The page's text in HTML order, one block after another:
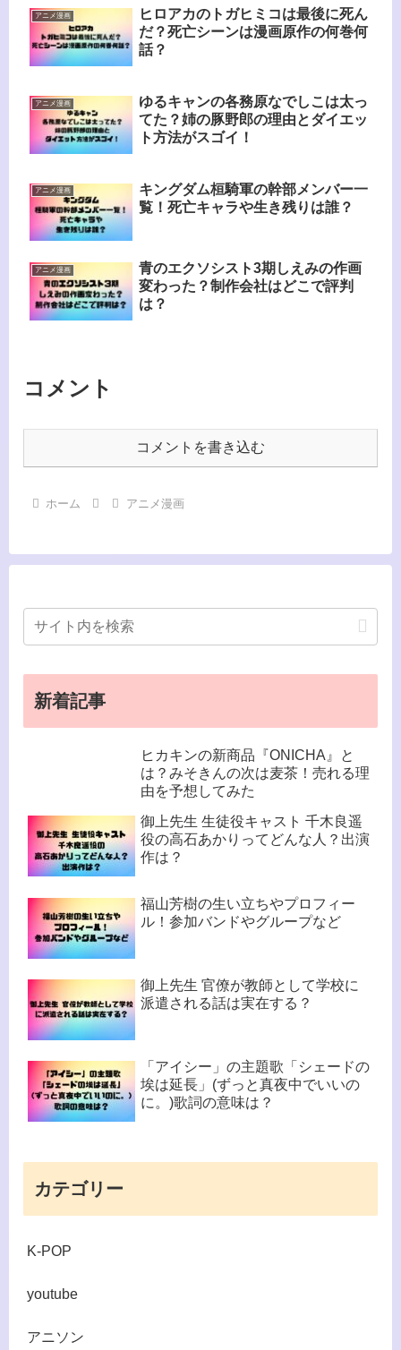
アニメ漫画
ヒロアカのトガヒミコは最後に死ん
だ？死亡シーンは漫画原作の何巻何
話？
アニメ漫画
ゆるキャンの各務原なでしこは太っ
てた？姉の豚野郎の理由とダイエッ
ト方法がスゴイ！
アニメ漫画
キングダム桓騎軍の幹部メンバー一
覧！死亡キャラや生き残りは誰？
アニメ漫画
青のエクソシスト3期しえみの作画
変わった？制作会社はどこで評判
は？
コメント
コメントを書き込む
ホーム アニメ漫画
新着記事
ヒカキンの新商品『ONICHA』と
は？みそきんの次は麦茶！売れる理
由を予想してみた
御上先生 生徒役キャスト 千木良遥
役の高石あかりってどんな人？出演
作は？
福山芳樹の生い立ちやプロフィー
ル！参加バンドやグループなど
御上先生 官僚が教師として学校に
派遣される話は実在する？
「アイシー」の主題歌「シェードの
埃は延長」(ずっと真夜中でいいの
に。)歌詞の意味は？
カテゴリー
K-POP
youtube
アニソン